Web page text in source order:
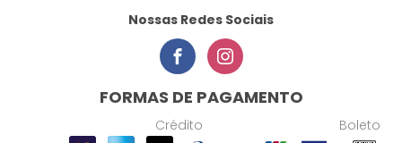
Nossas Redes Sociais
FORMAS DE PAGAMENTO
Crédito Boleto